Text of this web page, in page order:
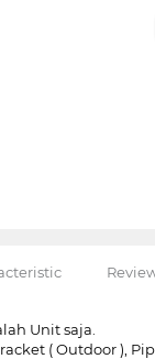
Unit saja.
( Outdoor ),